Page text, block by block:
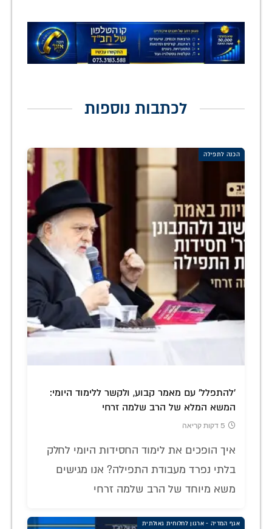
לכתבות נוספות
הכנה לתפילה
'להתפלל' עם מאמר קבוע, ולקשר ללימוד היומי:
המשא המלא של הרב שלמה זרחי
5 דקות קריאה
איך הופכים את לימוד החסידות היומי לחלק
בלתי נפרד מעבודת התפילה? אנו מגישים
משא מיוחד של הרב שלמה זרחי
אגף המדיה - ארגון לחלוחית גאולתית